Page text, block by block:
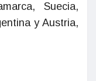
Suecia,
y Austria,